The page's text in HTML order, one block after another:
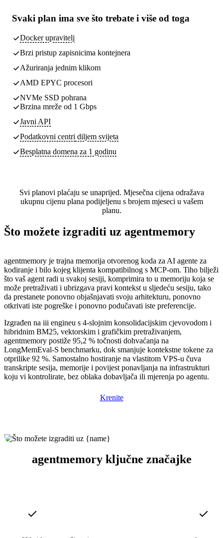
Svaki plan ima sve što trebate i više od toga
Docker upravitelj
Brzi pristup zapisnicima kontejnera
Ažuriranja jednim klikom
AMD EPYC procesori
NVMe SSD pohrana
Brzina mreže od 1 Gbps
Javni API
Podatkovni centri diljem svijeta
Besplatna domena za 1 godinu
Svi planovi plaćaju se unaprijed. Mjesečna cijena odražava
ukupnu cijenu plana podijeljenu s brojem mjeseci u vašem
planu.
Što možete izgraditi uz agentmemory
agentmemory je trajna memorija otvorenog koda za AI agente za
kodiranje i bilo kojeg klijenta kompatibilnog s MCP-om. Tiho bilježi
što vaš agent radi u svakoj sesiji, komprimira to u memoriju koja se
može pretraživati i ubrizgava pravi kontekst u sljedeću sesiju, tako
da prestanete ponovno objašnjavati svoju arhitekturu, ponovno
otkrivati iste pogreške i ponovno podučavati iste preferencije.
Izgrađen na iii engineu s 4-slojnim konsolidacijskim cjevovodom i
hibridnim BM25, vektorskim i grafičkim pretraživanjem,
agentmemory postiže 95,2 % točnosti dohvaćanja na
LongMemEval-S benchmarku, dok smanjuje kontekstne tokene za
otprilike 92 %. Samostalno hostiranje na vlastitom VPS-u čuva
transkripte sesija, memorije i povijest ponavljanja na infrastrukturi
koju vi kontrolirate, bez oblaka dobavljača ili mjerenja po agentu.
Krenite
agentmemory ključne značajke